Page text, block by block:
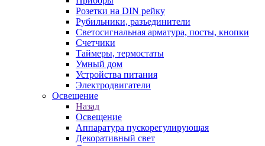
Розетки на DIN рейку
Рубильники, разъединители
Светосигнальная арматура, посты, кнопки
Счетчики
Таймеры, термостаты
Умный дом
Устройства питания
Электродвигатели
Освещение
Назад
Освещение
Аппаратура пускорегулирующая
Декоративный свет